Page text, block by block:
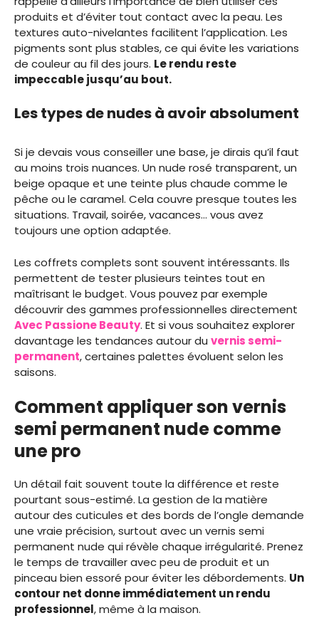
produits et d’éviter tout contact avec la peau. Les
textures auto-nivelantes facilitent l’application. Les
pigments sont plus stables, ce qui évite les variations
de couleur au fil des jours. Le rendu reste
impeccable jusqu’au bout.
Les types de nudes à avoir absolument
Si je devais vous conseiller une base, je dirais qu’il faut
au moins trois nuances. Un nude rosé transparent, un
beige opaque et une teinte plus chaude comme le
pêche ou le caramel. Cela couvre presque toutes les
situations. Travail, soirée, vacances… vous avez
toujours une option adaptée.
Les coffrets complets sont souvent intéressants. Ils
permettent de tester plusieurs teintes tout en
maîtrisant le budget. Vous pouvez par exemple
découvrir des gammes professionnelles directement
Avec Passione Beauty. Et si vous souhaitez explorer
davantage les tendances autour du vernis semi-
permanent, certaines palettes évoluent selon les
saisons.
Comment appliquer son vernis
semi permanent nude comme
une pro
Un détail fait souvent toute la différence et reste
pourtant sous-estimé. La gestion de la matière
autour des cuticules et des bords de l’ongle demande
une vraie précision, surtout avec un vernis semi
permanent nude qui révèle chaque irrégularité. Prenez
le temps de travailler avec peu de produit et un
pinceau bien essoré pour éviter les débordements. Un
contour net donne immédiatement un rendu
professionnel, même à la maison.